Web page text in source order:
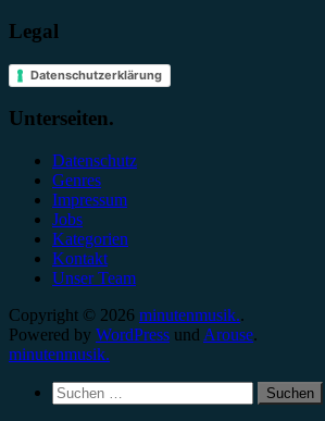
Legal
Datenschutzerklärung
Unterseiten.
Datenschutz
Genres
Impressum
Jobs
Kategorien
Kontakt
Unser Team
Copyright © 2026 minutenmusik..
Powered by WordPress und Arouse.
minutenmusik.
Suchen
nach: